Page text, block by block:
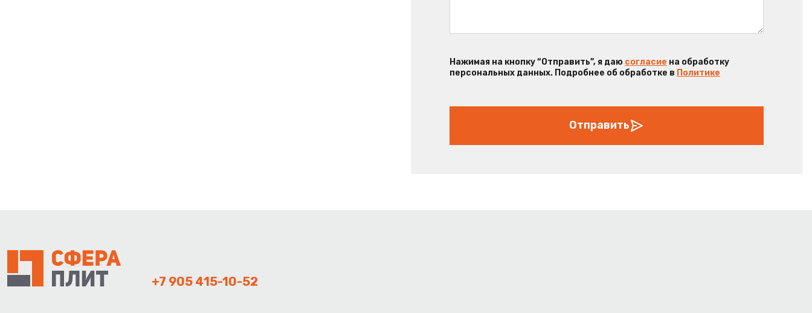
Нажимая на кнопку “Отправить”, я даю согласие на обработку
персональных данных. Подробнее об обработке в Политике
Отправить
+7 905 415-10-52